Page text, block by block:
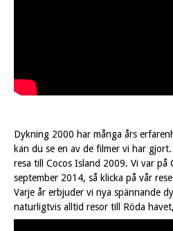
Dykning 2000 har många års
kan du se en av de filmer vi har
resa till Cocos Island 2009. Vi var på
september 2014, så klicka på vår
Varje år erbjuder vi nya spännande
naturligtvis alltid resor till Röda